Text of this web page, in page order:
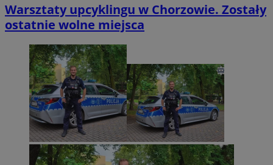
Warsztaty upcyklingu w Chorzowie. Zostały
ostatnie wolne miejsca